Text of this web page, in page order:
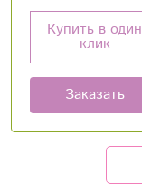
Купить в один
клик
Заказать